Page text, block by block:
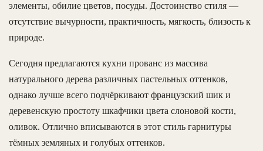
элементы, обилие цветов, посуды. Достоинство стиля —
отсутствие вычурности, практичность, мягкость, близость к
природе.
Сегодня предлагаются кухни прованс из массива
натурального дерева различных пастельных оттенков,
однако лучше всего подчёркивают французский шик и
деревенскую простоту шкафчики цвета слоновой кости,
оливок. Отлично вписываются в этот стиль гарнитуры
тёмных земляных и голубых оттенков.